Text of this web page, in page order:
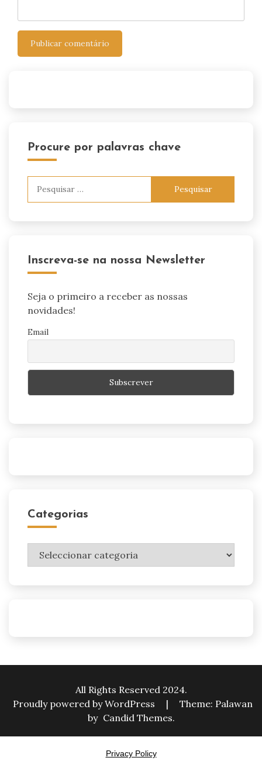
Procure por palavras chave
Inscreva-se na nossa Newsletter
Seja o primeiro a receber as nossas
novidades!
Email
Categorias
Categorias
All Rights Reserved 2024.
Proudly powered by WordPress
|
Theme: Palawan
by Candid Themes.
Privacy Policy